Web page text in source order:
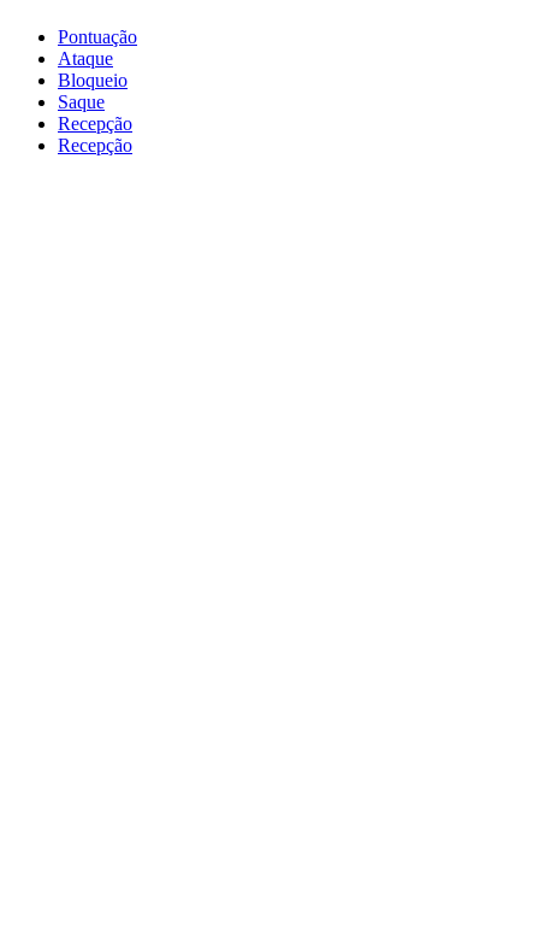
Pontuação
Ataque
Bloqueio
Saque
Recepção
Recepção